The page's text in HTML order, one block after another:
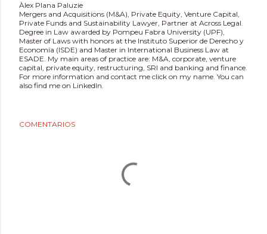
Àlex Plana Paluzie
Mergers and Acquisitions (M&A), Private Equity, Venture Capital,
Private Funds and Sustainability Lawyer, Partner at Across Legal.
Degree in Law awarded by Pompeu Fabra University (UPF),
Master of Laws with honors at the Instituto Superior de Derecho y
Economía (ISDE) and Master in International Business Law at
ESADE. My main areas of practice are: M&A, corporate, venture
capital, private equity, restructuring, SRI and banking and finance.
For more information and contact me click on my name. You can
also find me on LinkedIn.
COMENTARIOS